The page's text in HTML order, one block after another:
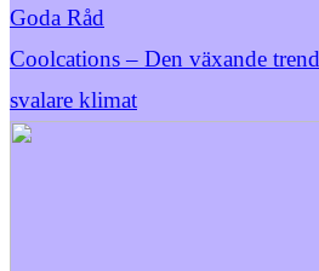
Goda Råd
Coolcations – Den växande
svalare klimat